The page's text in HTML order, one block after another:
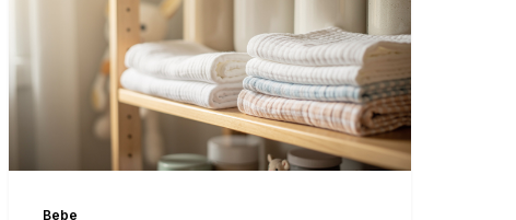
Bebe